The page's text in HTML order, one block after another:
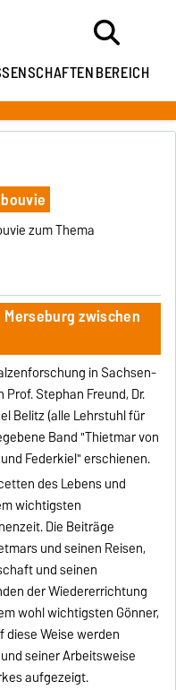
BEREICH
zum Thema
zwischen
in Sachsen-
Stephan Freund, Dr.
Belitz (alle Lehrstuhl für
Band "Thietmar von
Federkiel" erschienen.
des Lebens und
wichtigsten
Die Beiträge
und seinen Reisen,
und seinen
der Wiedererrichtung
wohl wichtigsten Gönner,
diese Weise werden
seiner Arbeitsweise
aufgezeigt.